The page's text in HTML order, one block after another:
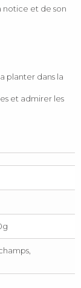
notice et de son
planter dans la
et admirer les